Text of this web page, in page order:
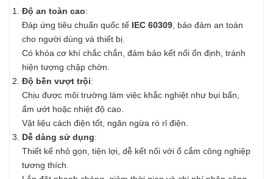
Độ an toàn cao:
Đáp ứng tiêu chuẩn quốc tế IEC 60309 , bảo đảm an toàn
cho người dùng và thiết bị.
Có khóa cơ khí chắc chắn, đảm bảo kết nối ổn định, tránh
hiện tượng chập chờn.
Độ bền vượt trội:
Chịu được môi trường làm việc khắc nghiệt như bụi bẩn,
ẩm ướt hoặc nhiệt độ cao.
Vật liệu cách điện tốt, ngăn ngừa rò rỉ điện.
Dễ dàng sử dụng:
Thiết kế nhỏ gọn, tiện lợi, dễ kết nối với ổ cắm công nghiệp
tương thích.